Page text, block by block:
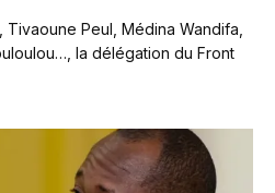
Peul, Médina Wandifa,
la délégation du Front